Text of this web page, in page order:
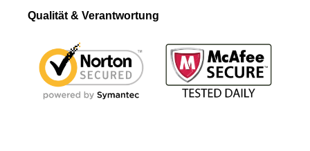
Qualität & Verantwortung